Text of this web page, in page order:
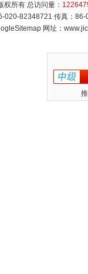
权所有 总访问量：
020-82348721 传真：
网址：